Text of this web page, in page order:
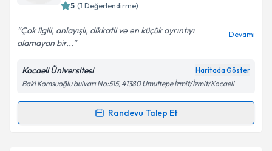
Kişisel verilerimin işlenmesine ilişkin
Aydınlatma
Metni'ni okudum ve kişisel verilerimin belirtilen
kapsamda işlenmesini kabul ediyorum.
5 (1 Değerlendirme)
Çok ilgili, anlayışlı, dikkatli ve en küçük ayrıntıyı
alamayan bir...
Devamı
Kocaeli Üniversitesi Haritada Göster
Baki Komsuoğlu bulvarı No:515, 41380 Umuttepe İzmit/İzmit/Kocaeli
Randevu Talep Et
Randevu Takvimi Talebi